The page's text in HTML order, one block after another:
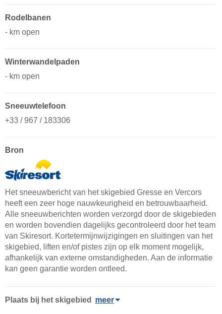
Rodelbanen
- km open
Winterwandelpaden
- km open
Sneeuwtelefoon
+33 / 967 / 183306
Bron
Het sneeuwbericht van het skigebied Gresse en Vercors
heeft een zeer hoge nauwkeurigheid en betrouwbaarheid.
Alle sneeuwberichten worden verzorgd door de skigebieden
en worden bovendien dagelijks gecontroleerd door het team
van Skiresort. Kortetermijnwijzigingen en sluitingen van het
skigebied, liften en/of pistes zijn op elk moment mogelijk,
afhankelijk van externe omstandigheden. Aan de informatie
kan geen garantie worden ontleed.
Plaats bij het skigebied meer